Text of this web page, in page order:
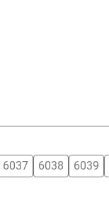
6037 6038 6039